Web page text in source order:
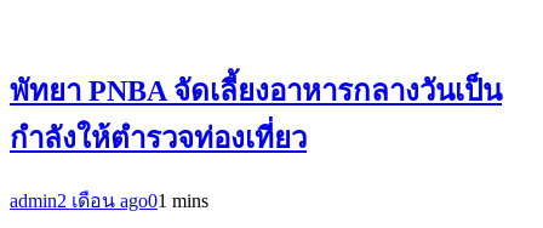
พัทยา PNBA จัดเลี้ยงอาหารกลางวันเป็น
กำลังให้ตำรวจท่องเที่ยว
admin2 เดือน ago01 mins